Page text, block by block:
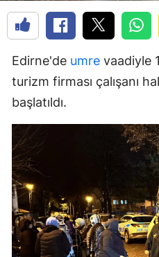
Edirne'de umre vaadiyle
turizm firması çalışanı
başlatıldı.